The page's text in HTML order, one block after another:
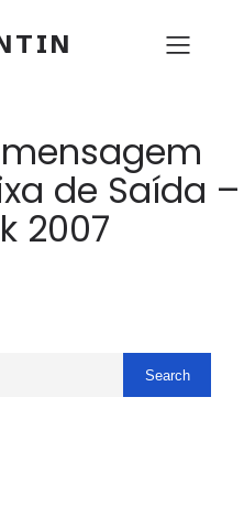
de Saída –
2007
Search